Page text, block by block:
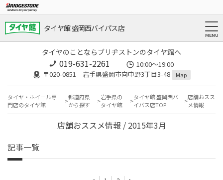
タイヤ館 盛岡西バイパス店
タイヤのことならブリヂストンのタイヤ館へ
019-631-2261
10:00～19:00
〒020-0851 岩手県盛岡市向中野3丁目3-48
Map
タイヤ・ホイール専
門店のタイヤ館
都道府県
から探す
岩手県の
タイヤ館
タイヤ館 盛岡西バ
イパス店TOP
店舗おスス
メ情報
店舗おススメ情報 / 2015年3月
記事一覧